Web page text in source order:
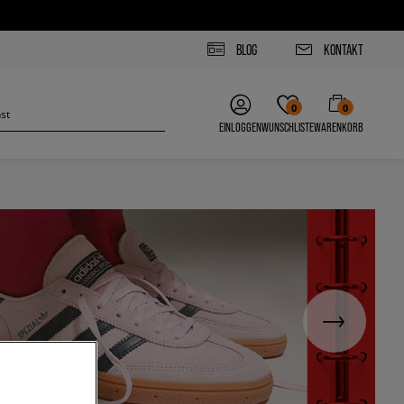
BLOG KONTAKT
EINLOGGEN
0
WUNSCHLISTE
0
WARENKORB